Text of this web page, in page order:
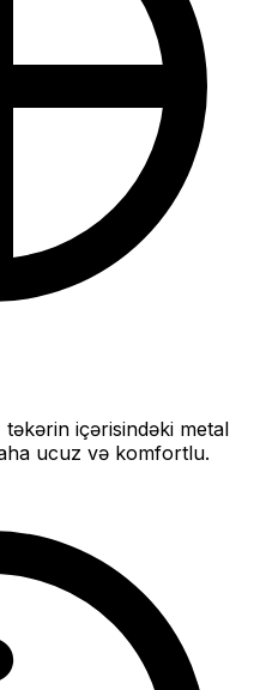
içərisindəki metal
ucuz və komfortlu.